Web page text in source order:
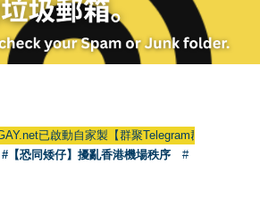
已啟動自家製【群聚Telegram群組】
#【恐同矮仔】擾亂香港機場秩序
#